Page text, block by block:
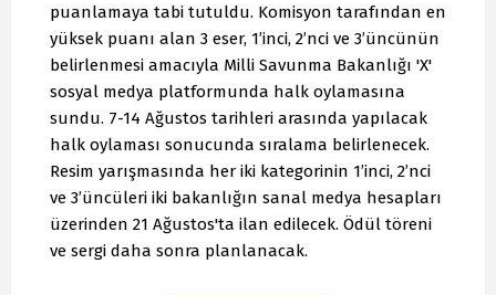
puanlamaya tabi tutuldu. Komisyon tarafından en
yüksek puanı alan 3 eser, 1’inci, 2’nci ve 3’üncünün
belirlenmesi amacıyla Milli Savunma Bakanlığı 'X'
sosyal medya platformunda halk oylamasına
sundu. 7-14 Ağustos tarihleri arasında yapılacak
halk oylaması sonucunda sıralama belirlenecek.
Resim yarışmasında her iki kategorinin 1’inci, 2’nci
ve 3’üncüleri iki bakanlığın sanal medya hesapları
üzerinden 21 Ağustos'ta ilan edilecek. Ödül töreni
ve sergi daha sonra planlanacak.